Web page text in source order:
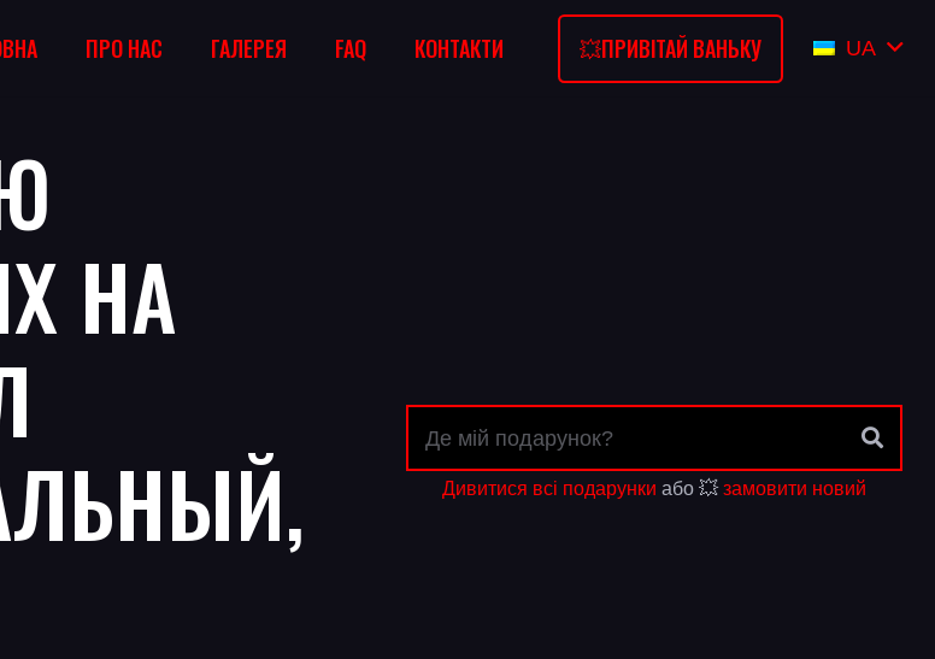
ПРО НАС ГАЛЕРЕЯ FAQ КОНТАКТИ 💥ПРИВІТАЙ ВАНЬКУ UA
НА
Дивитися всі подарунки або 💥замовити новий